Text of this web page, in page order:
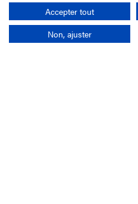
RechercherAccepter tout
Non, ajuster